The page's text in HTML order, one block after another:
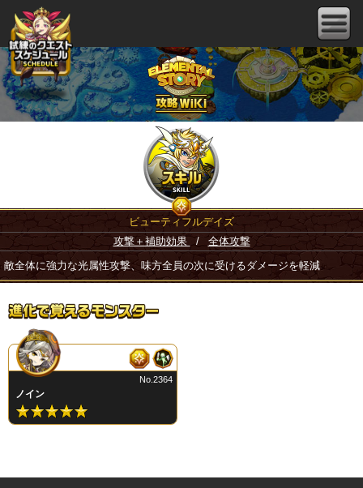
ビューティフルデイズ
攻撃＋補助効果
/ 全体攻撃
敵全体に強力な光属性攻撃、味方全員の次に受けるダメージを軽減
ノイン
No.2364